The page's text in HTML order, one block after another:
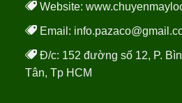
Website:
Email:
Đ/c: 152 đường số 12, P.
Tân, Tp HCM